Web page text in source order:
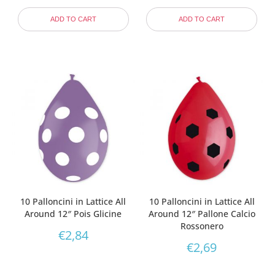
ADD TO CART ADD TO CART
10 Palloncini in Lattice All
Around 12″ Pois Glicine
€2,84
10 Palloncini in Lattice All
Around 12″ Pallone Calcio
Rossonero
€2,69